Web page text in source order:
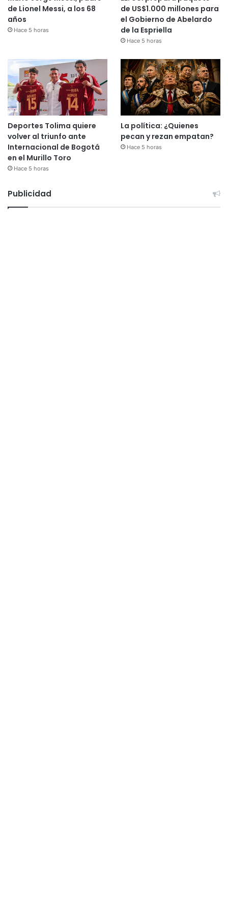
de Lionel Messi, a los 68
años
Hace 5 horas
de US$1.000 millones para
el Gobierno de Abelardo
de la Espriella
Hace 5 horas
Deportes Tolima quiere
volver al triunfo ante
Internacional de Bogotá
en el Murillo Toro
Hace 5 horas
La política: ¿Quienes
pecan y rezan empatan?
Hace 5 horas
Publicidad